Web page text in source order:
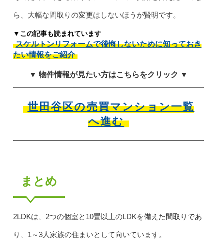
ら、大幅な間取りの変更はしないほうが賢明です。
▼この記事も読まれています
スケルトンリフォームで後悔しないために知っておき
たい情報をご紹介
▼ 物件情報が見たい方はこちらをクリック ▼
世田谷区の売買マンション一覧
へ進む
まとめ
2LDKは、2つの個室と10畳以上のLDKを備えた間取りであ
り、1～3人家族の住まいとして向いています。